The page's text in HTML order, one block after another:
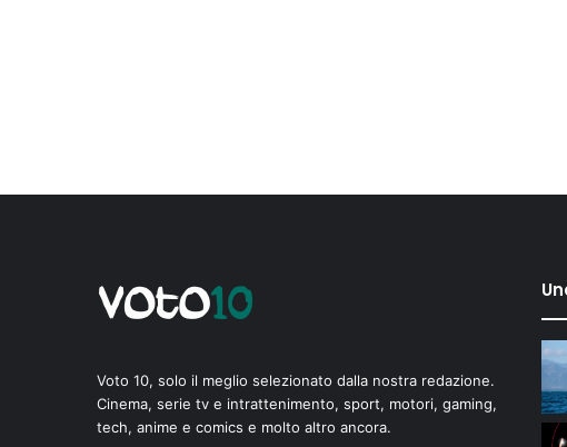
Voto 10, solo il meglio selezionato dalla nostra redazione.
Cinema, serie tv e intrattenimento, sport, motori, gaming,
tech, anime e comics e molto altro ancora.